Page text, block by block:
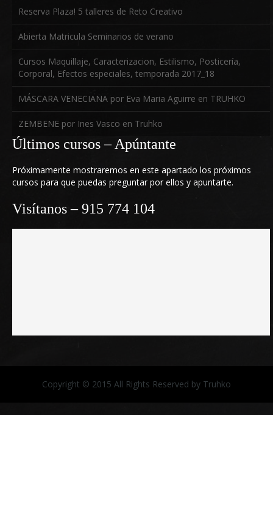
Follow us on Youtube
Reserva Plaza! 5 talleres de Reto Creativo
Abierta Matricula Seminarios de verano
Cursos Maquillaje, Caracterizacion, Estilismo, Posticería,
Corporal, Efectos especiales, temporada 2017_18
MÁSCARA VENECIANA por Eva Maria Aguirre en TRUHKO
ZEMBENE por Ines Vasco en Truhko
Últimos cursos – Apúntante
Próximamente mostraremos en este apartado los próximos
cursos para que puedas preguntar por ellos y apuntarte.
Visítanos – 915 774 104
Copyright © 2015 All Rights Reserved by Truhko